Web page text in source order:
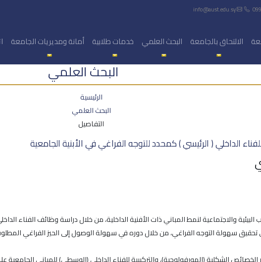
الالتحاق بالجامعة البحث العلمي خدمات طلابية أمانة ومديريات الجامعة
البحث العلمي
الرئيسية
البحث العلمي
التفاصيل
الداخلي ( الرئيسي ) كمحدد للتوجه الفراغي في الأبنية الجامعية
والاجتماعية لنمط المباني ذات الأفنية الداخلية، من خلال دراسة وظائف الفناء
تحقيق سهولة التوجه الفراغي، من خلال دوره في سهولة الوصول إلى الحيز الفراغي
الخصائص الشكلية (المورفولوجية)، والتركيبية للفناء الداخلي (الوسطي) للمباني